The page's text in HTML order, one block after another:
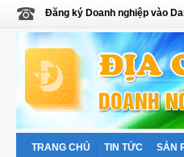
Đăng ký Doanh nghiệp vào
TRANG CHỦ TIN TỨC SẢN